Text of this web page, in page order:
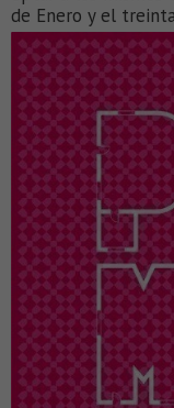
de Enero y el